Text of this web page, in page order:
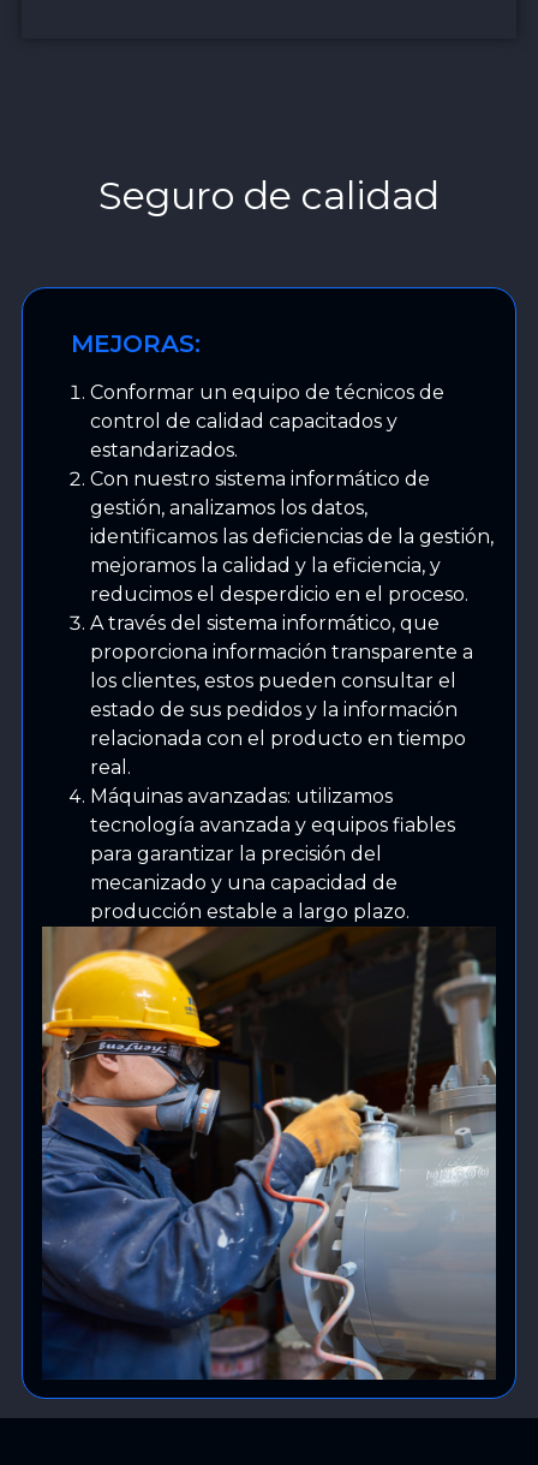
Seguro de calidad
MEJORAS:
Conformar un equipo de técnicos de
control de calidad capacitados y
estandarizados.
Con nuestro sistema informático de
gestión, analizamos los datos,
identificamos las deficiencias de la gestión,
mejoramos la calidad y la eficiencia, y
reducimos el desperdicio en el proceso.
A través del sistema informático, que
proporciona información transparente a
los clientes, estos pueden consultar el
estado de sus pedidos y la información
relacionada con el producto en tiempo
real.
Máquinas avanzadas: utilizamos
tecnología avanzada y equipos fiables
para garantizar la precisión del
mecanizado y una capacidad de
producción estable a largo plazo.